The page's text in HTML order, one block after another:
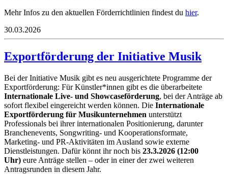
Mehr Infos zu den aktuellen Förderrichtlinien findest du hier.
30.03.2026
Exportförderung der Initiative Musik
Bei der Initiative Musik gibt es neu ausgerichtete Programme der
Exportförderung: Für Künstler*innen gibt es die überarbeitete
Internationale Live- und Showcaseförderung, bei der Anträge ab
sofort flexibel eingereicht werden können. Die Internationale
Exportförderung für Musikunternehmen unterstützt
Professionals bei ihrer internationalen Positionierung, darunter
Branchenevents, Songwriting- und Kooperationsformate,
Marketing- und PR-Aktivitäten im Ausland sowie externe
Dienstleistungen. Dafür könnt ihr noch bis 23.3.2026 (12:00
Uhr) eure Anträge stellen – oder in einer der zwei weiteren
Antragsrunden in diesem Jahr.